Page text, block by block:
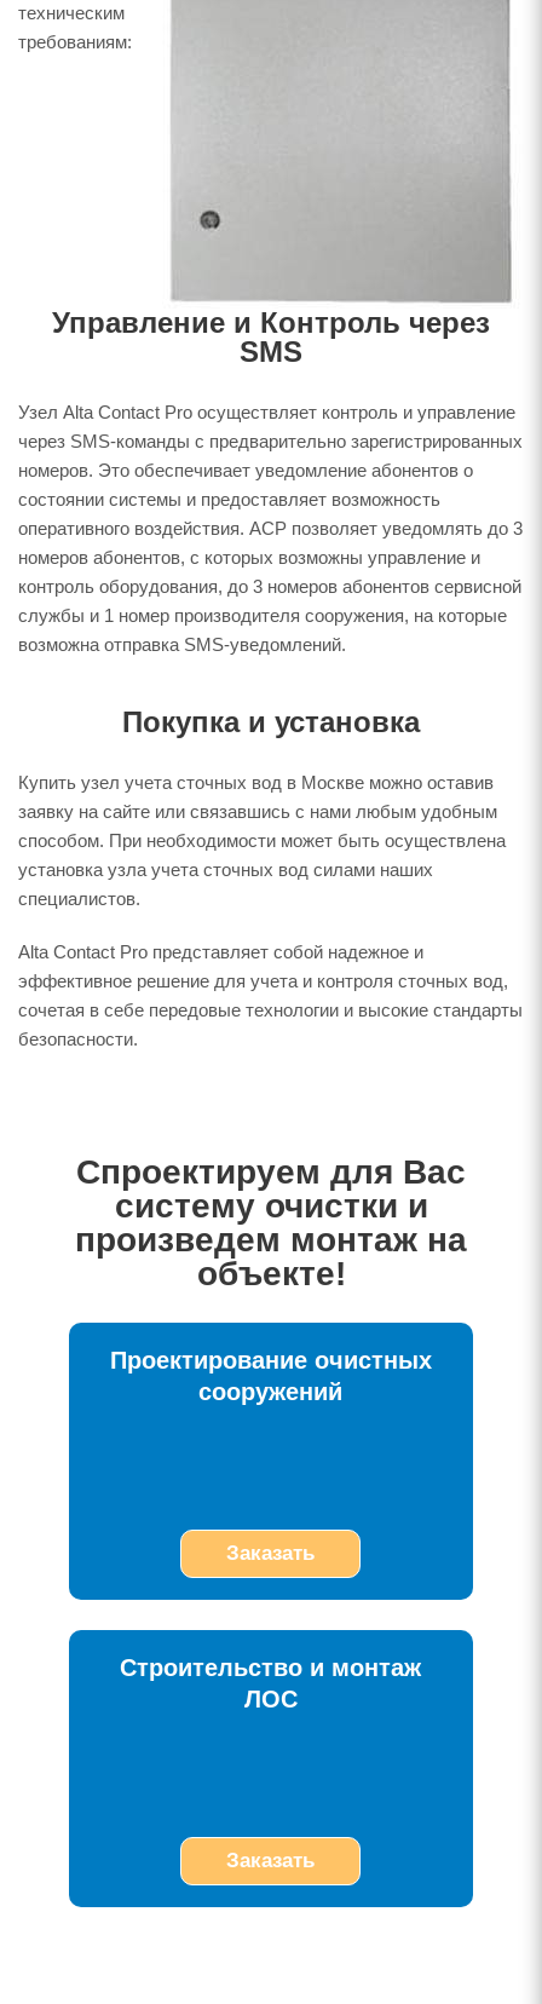
техническим
требованиям:
Управление и Контроль через
SMS
Узел Alta Contact Pro осуществляет контроль и управление
через SMS-команды с предварительно зарегистрированных
номеров. Это обеспечивает уведомление абонентов о
состоянии системы и предоставляет возможность
оперативного воздействия. ACP позволяет уведомлять до 3
номеров абонентов, с которых возможны управление и
контроль оборудования, до 3 номеров абонентов сервисной
службы и 1 номер производителя сооружения, на которые
возможна отправка SMS-уведомлений.
Покупка и установка
Купить узел учета сточных вод в Москве можно оставив
заявку на сайте или связавшись с нами любым удобным
способом. При необходимости может быть осуществлена
установка узла учета сточных вод силами наших
специалистов.
Alta Contact Pro представляет собой надежное и
эффективное решение для учета и контроля сточных вод,
сочетая в себе передовые технологии и высокие стандарты
безопасности.
Спроектируем для Вас
систему очистки и
произведем монтаж на
объекте!
Проектирование очистных
сооружений
Заказать
Строительство и монтаж
ЛОС
Заказать